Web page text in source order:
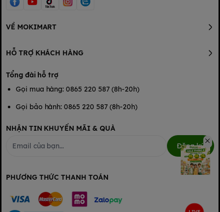
VỀ MOKIMART
HỖ TRỢ KHÁCH HÀNG
Tổng đài hỗ trợ
Gọi mua hàng: 0865 220 587 (8h-20h)
Gọi bảo hành: 0865 220 587 (8h-20h)
NHẬN TIN KHUYẾN MÃI & QUÀ
Đăng ký
PHƯƠNG THỨC THANH TOÁN